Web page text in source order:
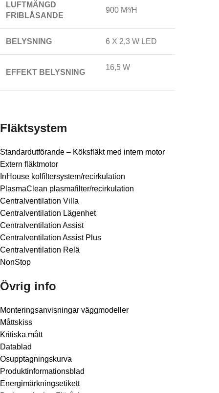
LUFTMÄNGD
FRIBLÅSANDE
900 M³/H
BELYSNING 6 X 2,3 W LED
EFFEKT BELYSNING
16,5 W
Fläktsystem
Standardutförande – Köksfläkt med intern motor
Extern fläktmotor
InHouse kolfiltersystem/recirkulation
PlasmaClean plasmafilter/recirkulation
Centralventilation Villa
Centralventilation Lägenhet
Centralventilation Assist
Centralventilation Assist Plus
Centralventilation Relä
NonStop
Övrig info
Monteringsanvisningar väggmodeller
Måttskiss
Kritiska mått
Datablad
Osupptagningskurva
Produktinformationsblad
Energimärkningsetikett